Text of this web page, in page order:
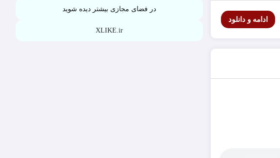
ادامه و دانلود
در فضای مجازی بیشتر دیده شوید
XLIKE.ir